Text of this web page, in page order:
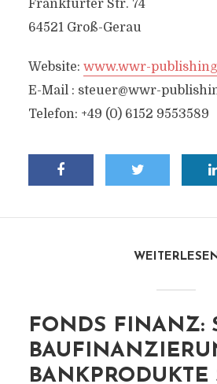
Frankfurter Str. 74
64521 Groß-Gerau
Website: www.wwr-
E-Mail : steuer@wwr-
Telefon: +49 (0) 6152 9553589
FONDS FINANZ:
BANKPRODUKTE